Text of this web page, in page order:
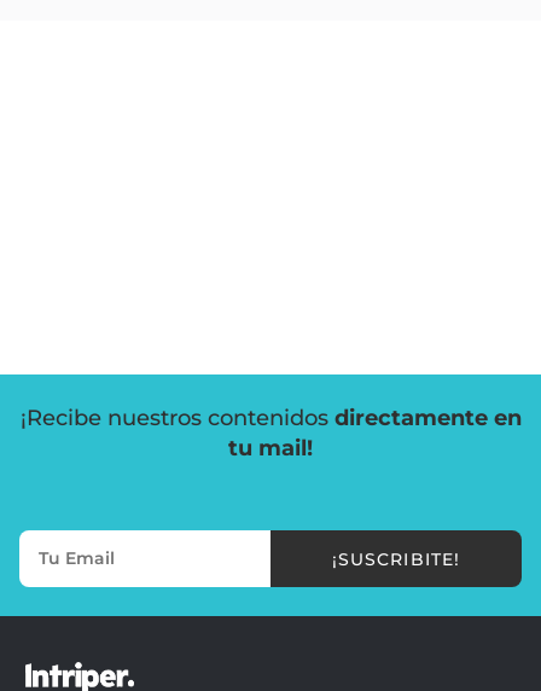
¡Recibe nuestros contenidos directamente en
tu mail!
¡SUSCRIBITE!